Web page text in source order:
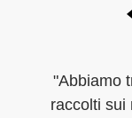
"Abbiamo
raccolti sui